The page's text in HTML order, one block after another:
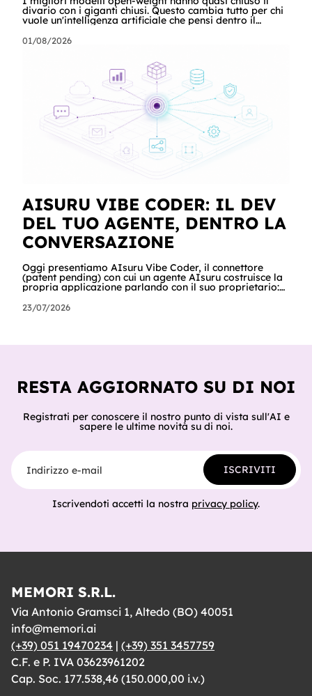
divario con i giganti chiusi. Questo cambia tutto per chi
vuole un'intelligenza artificiale che pensi dentro il
chiunque abbia dati che non possono uscire. Ma la
quanto costa davvero, gradino per gradino, e cosa
serve perché un modello in casa sia sovranità e non un
far west privato. Questa guida racconta entrambe, con
esempi per ogni tagli
01/08/2026
AISURU VIBE CODER: IL DEV
DEL TUO AGENTE, DENTRO LA
CONVERSAZIONE
Oggi presentiamo AIsuru Vibe Coder, il connettore
(patent pending) con cui un agente AIsuru costruisce la
propria applicazione parlando con il suo proprietario:
accesso, nella stessa conversazione in cui vengono
chiesti. In questo articolo raccontiamo tutto: cosa fa,
del catalogo, cosa ci hanno già costruito tester e clienti,
23/07/2026
RESTA AGGIORNATO SU DI NOI
Registrati per conoscere il nostro punto di vista sull'AI e
sapere le ultime novità su di noi.
Indirizzo e-mail
ISCRIVITI
Iscrivendoti accetti la nostra privacy policy.
MEMORI S.R.L.
Via Antonio Gramsci 1, Altedo (BO) 40051
info@memori.ai
(+39) 051 19470234 | (+39) 351 3457759
C.F. e P. IVA 03623961202
Cap. Soc. 177.538,46 (150.000,00 i.v.)